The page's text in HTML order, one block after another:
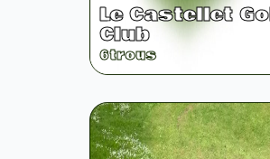
Le Castellet
Club
6trous